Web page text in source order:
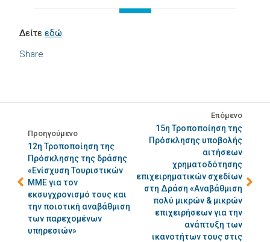
Share
Δείτεεδώ.
Προηγούμενο
12η Τροποποίηση της
Πρόσκλησης της δράσης
«Ενίσχυση Τουριστικών
ΜΜΕ για τον
εκσυγχρονισμό τους και
την ποιοτική αναβάθμιση
των παρεχομένων
υπηρεσιών»
Επόμενο
15η Τροποποίηση της
Πρόσκλησης υποβολής
αιτήσεων
χρηματοδότησης
επιχειρηματικών σχεδίων
στη Δράση «Αναβάθμιση
πολύ μικρών & μικρών
επιχειρήσεων για την
ανάπτυξη των
ικανοτήτων τους στις